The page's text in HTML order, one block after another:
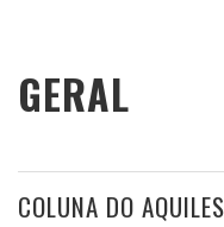
GERAL
COLUNA DO AQUILES